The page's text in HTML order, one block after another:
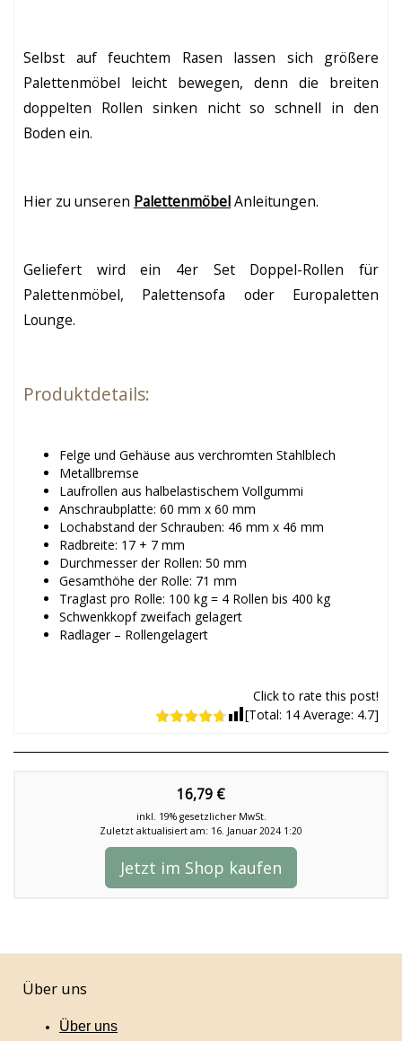
Selbst auf feuchtem Rasen lassen sich größere
Palettenmöbel leicht bewegen, denn die breiten
doppelten Rollen sinken nicht so schnell in den
Boden ein.
Hier zu unseren PalettenmöbelAnleitungen.
Geliefert wird ein 4er Set Doppel-Rollen für
Palettenmöbel, Palettensofa oder Europaletten
Lounge.
Produktdetails:
Felge und Gehäuse aus verchromten Stahlblech
Metallbremse
Laufrollen aus halbelastischem Vollgummi
Anschraubplatte: 60 mm x 60 mm
Lochabstand der Schrauben: 46 mm x 46 mm
Radbreite: 17 + 7 mm
Durchmesser der Rollen: 50 mm
Gesamthöhe der Rolle: 71 mm
Traglast pro Rolle: 100 kg = 4 Rollen bis 400 kg
Schwenkkopf zweifach gelagert
Radlager – Rollengelagert
Click to rate this post!
[Total: 14 Average: 4.7]
16,79 €
inkl. 19% gesetzlicher MwSt.
Zuletzt aktualisiert am: 16. Januar 2024 1:20
Jetzt im Shop kaufen
Über uns
Über uns